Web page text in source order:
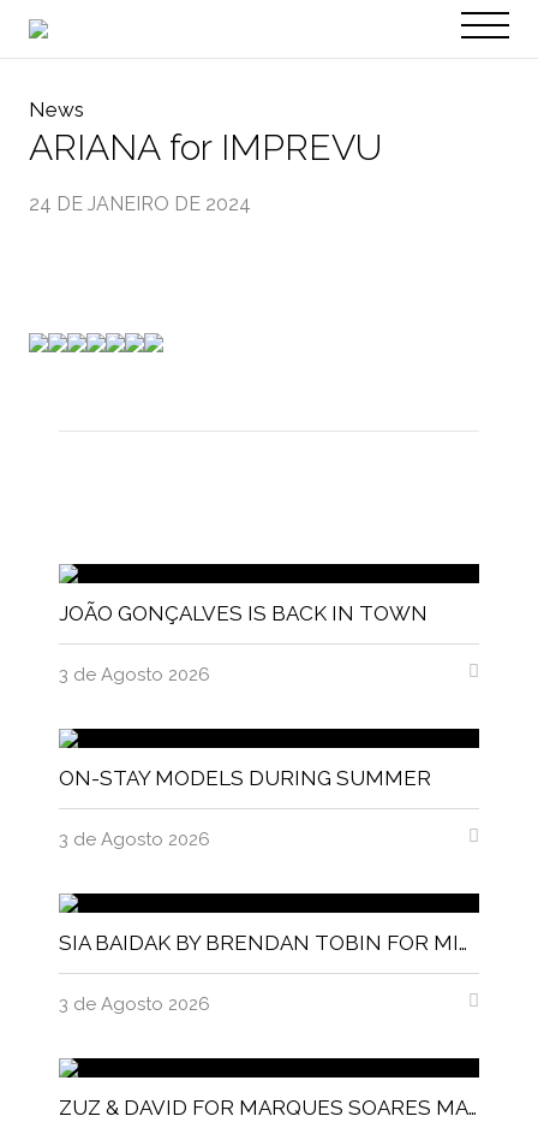
EN
News
ARIANA for IMPREVU
24 DE JANEIRO DE 2024
JOÃO GONÇALVES IS BACK IN TOWN
3 de Agosto 2026
ON-STAY MODELS DURING SUMMER
3 de Agosto 2026
SIA BAIDAK BY BRENDAN TOBIN FOR MISC MAGAZINE
3 de Agosto 2026
ZUZ & DAVID FOR MARQUES SOARES MAGNITUDE MAGAZINE